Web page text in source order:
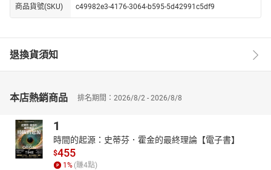
商品貨號(SKU) c49982e3-4176-3064-b595-5d42991c5df9
退換貨須知
本店熱銷商品 排名期間：2026/8/2 - 2026/8/8
1
時間的起源：史蒂芬．霍金的最終理論【電子書】
$455
1 % (賺4點)